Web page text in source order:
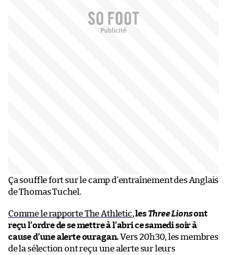
Ça souffle fort sur le camp d’entraînement des Anglais
de Thomas Tuchel.
Comme le rapporte The Athletic,les Three Lionsont
reçu l’ordre de se mettre à l’abri ce samedi soir à
cause d’une alerte ouragan.Vers 20h30, les membres
de la sélection ont reçu une alerte sur leurs